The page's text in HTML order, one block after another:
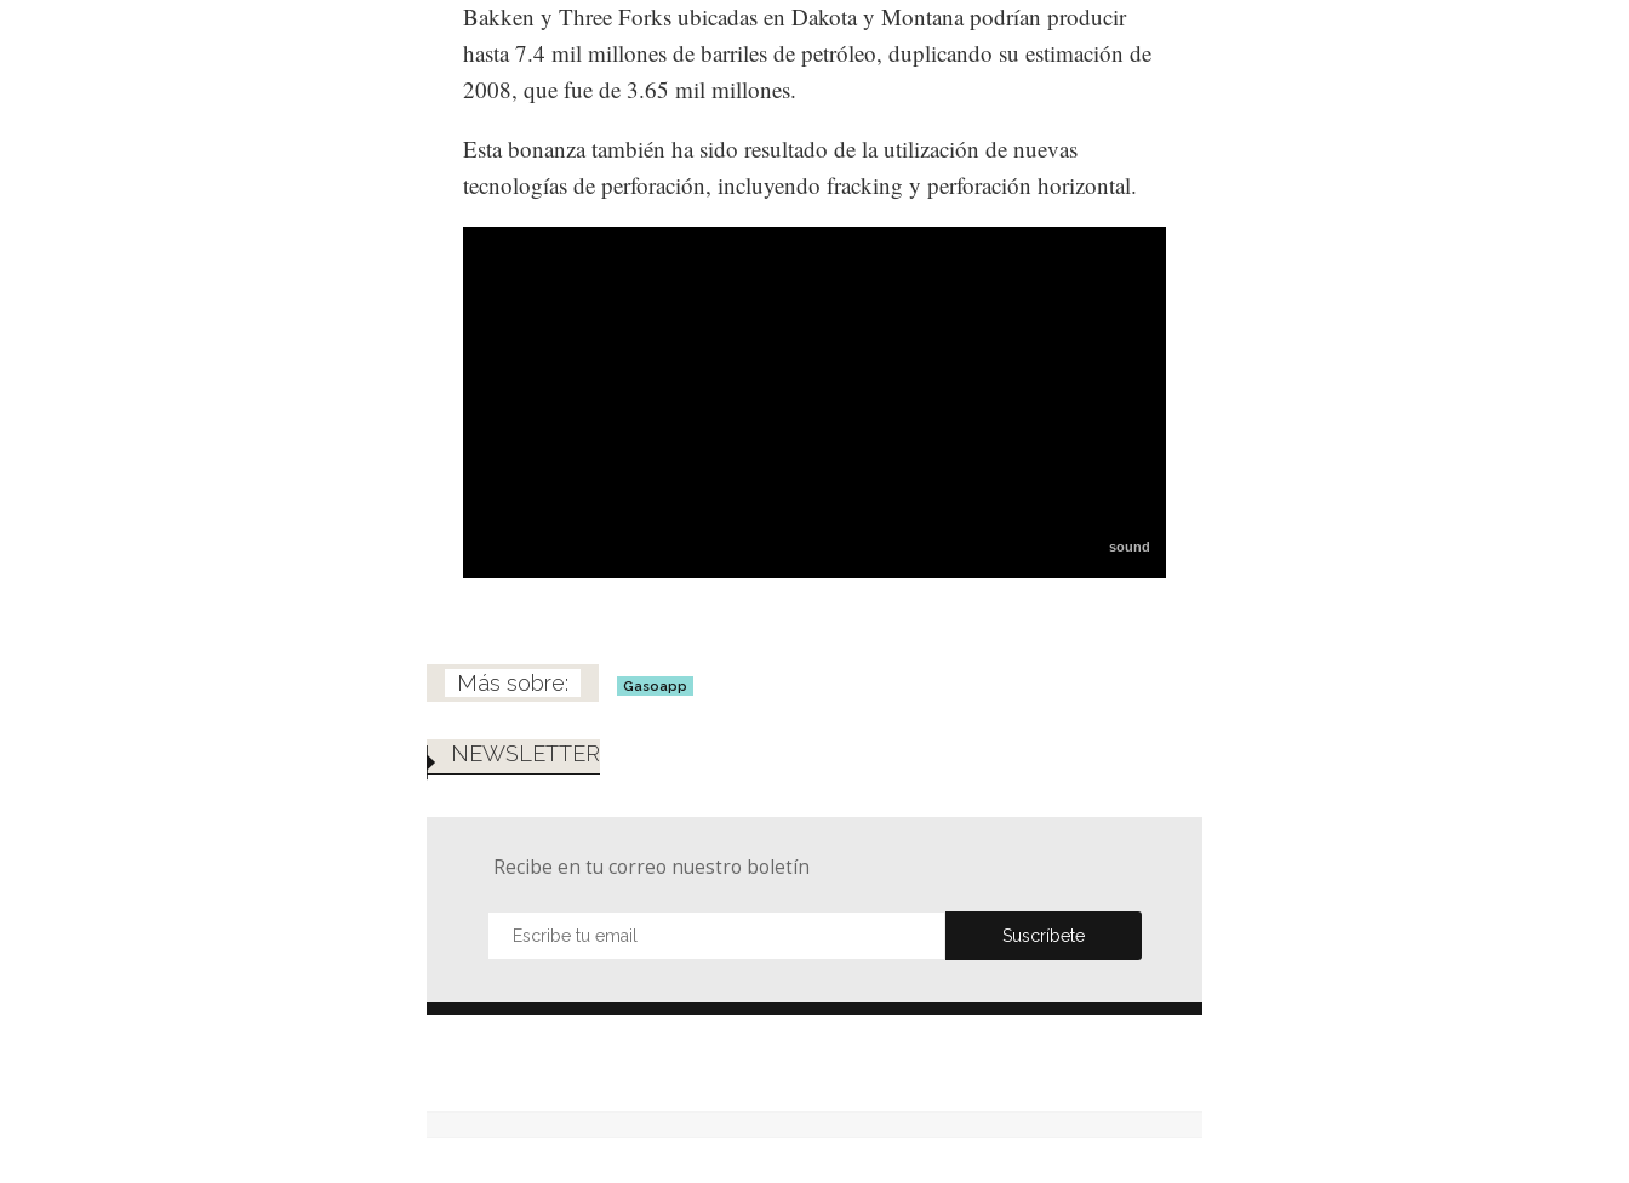
Bakken y Three Forks ubicadas en Dakota y Montana podrían producir
hasta 7.4 mil millones de barriles de petróleo, duplicando su estimación de
2008, que fue de 3.65 mil millones.
Esta bonanza también ha sido resultado de la utilización de nuevas
tecnologías de perforación, incluyendo fracking y perforación horizontal.
Gasoapp
NEWSLETTER
Recibe en tu correo nuestro boletín